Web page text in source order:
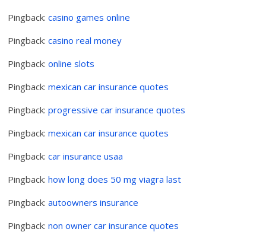
Pingback:casino games online
Pingback:casino real money
Pingback:online slots
Pingback:mexican car insurance quotes
Pingback:progressive car insurance quotes
Pingback:mexican car insurance quotes
Pingback:car insurance usaa
Pingback:how long does 50 mg viagra last
Pingback:autoowners insurance
Pingback:non owner car insurance quotes